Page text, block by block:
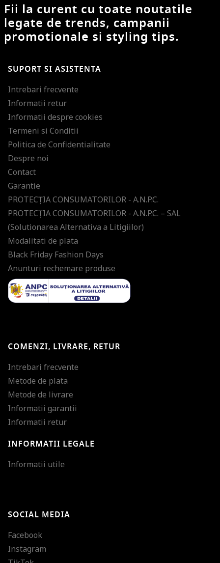
Fii la curent cu toate noutatile
legate de trends, campanii
promotionale si styling tips.
SUPORT SI ASISTENTA
Intrebari frecvente
Informatii retur
Informatii despre cookies
Termeni si Conditii
Politica de Confidentialitate
Despre noi
Contact
Garantie
PROTECŢIA CONSUMATORILOR - A.N.P.C.
PROTECŢIA CONSUMATORILOR - A.N.P.C. – SAL
(Solutionarea Alternativa a Litigiilor)
Modalitati de plata
Black Friday Fashion Days
Anunturi rechemare produse
COMENZI, LIVRARE, RETUR
Intrebari frecvente
Metode de plata
Metode de livrare
Informatii garantii
Informatii retur
INFORMATII LEGALE
Informatii utile
SOCIAL MEDIA
Facebook
Instagram